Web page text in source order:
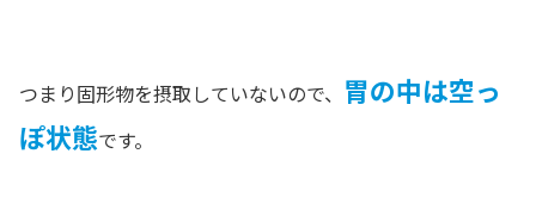
つまり固形物を摂取していないので、 胃の中は空っ
ぽ状態です。